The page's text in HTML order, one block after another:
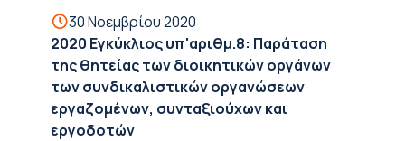
30 Νοεμβρίου 2020
2020 Εγκύκλιος υπ'αριθμ.8: Παράταση
της θητείας των διοικητικών οργάνων
των συνδικαλιστικών οργανώσεων
εργαζομένων, συνταξιούχων και
εργοδοτών